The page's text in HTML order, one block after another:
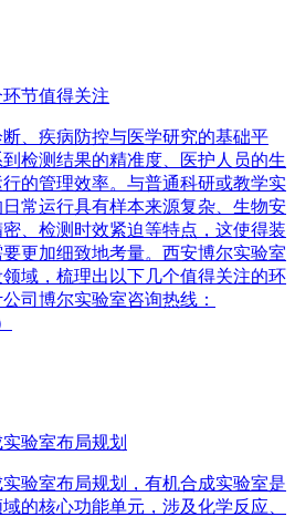
节值得关注
、疾病防控与医学研究的基础平
检测结果的精准度、医护人员的生
的管理效率。与普通科研或教学实
常运行具有样本来源复杂、生物安
、检测时效紧迫等特点，这使得装
更加细致地考量。西安博尔实验室
域，梳理出以下几个值得关注的环
司博尔实验室咨询热线：
验室布局规划
验室布局规划，有机合成实验室是
的核心功能单元，涉及化学反应、